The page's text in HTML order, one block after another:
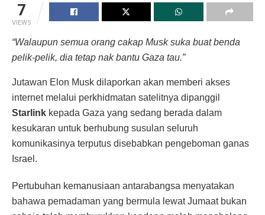
7
VIEWS
“Walaupun semua orang cakap Musk suka buat benda
pelik-pelik, dia tetap nak bantu Gaza tau.”
Jutawan Elon Musk dilaporkan akan memberi akses
internet melalui perkhidmatan satelitnya dipanggil
Starlink kepada Gaza yang sedang berada dalam
kesukaran untuk berhubung susulan seluruh
komunikasinya terputus disebabkan pengeboman ganas
Israel.
Pertubuhan kemanusiaan antarabangsa menyatakan
bahawa pemadaman yang bermula lewat Jumaat bukan